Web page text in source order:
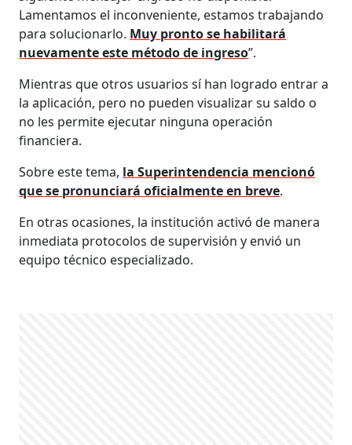
Lamentamos el inconveniente, estamos trabajando
para solucionarlo. Muy pronto se habilitará
nuevamente este método de ingreso”.
Mientras que otros usuarios sí han logrado entrar a
la aplicación, pero no pueden visualizar su saldo o
no les permite ejecutar ninguna operación
financiera.
Sobre este tema, la Superintendencia mencionó
que se pronunciará oficialmente en breve.
En otras ocasiones, la institución activó de manera
inmediata protocolos de supervisión y envió un
equipo técnico especializado.